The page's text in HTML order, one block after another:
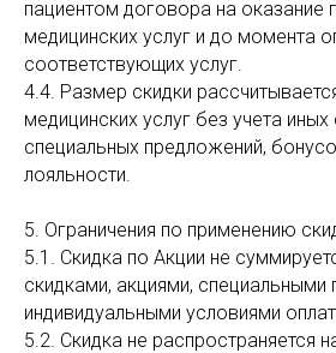
пациентом договора на оказание
медицинских услуг и до момента
соответствующих услуг.
4.4. Размер скидки
медицинских услуг без учета иных
специальных предложений,
лояльности.
5. Ограничения по применению
5.1. Скидка по Акции не
скидками, акциями,
индивидуальными условиями
5.2. Скидка не распространяется